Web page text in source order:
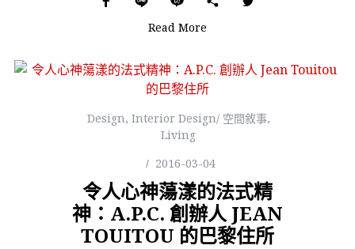
Read More
Design, Interior Design/ 空間敘事,
Living
2016-03-04
令人心神蕩漾的法式精
神：A.P.C. 創辦人 JEAN
TOUITOU 的巴黎住所